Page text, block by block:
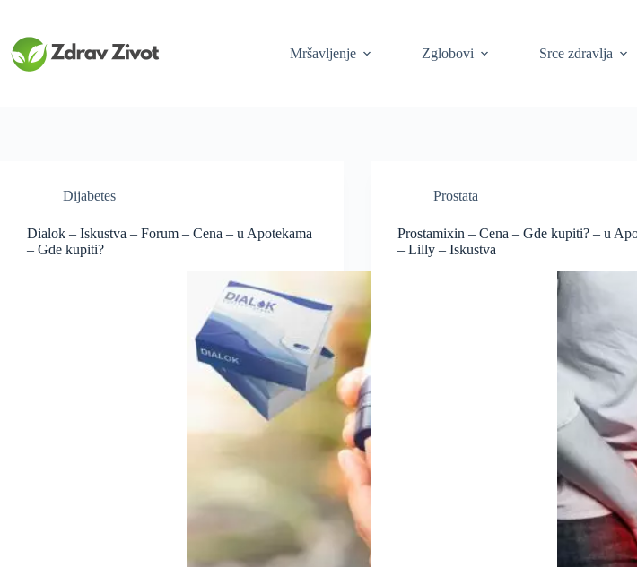
content
Mršavljenje
Zglobovi Srce zdravlja
Dijabetes
Dialok – Iskustva – Forum – Cena – u Apotekama
– Gde kupiti?
Prostata
Prostamixin – Cena – Gde kupiti? – u
– Lilly – Iskustva